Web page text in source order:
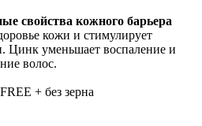
свойства кожного барьера
кожи и стимулирует
Цинк уменьшает воспаление и
волос.
+ без зерна